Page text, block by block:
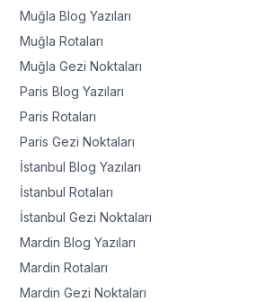
Muğla Blog Yazıları
Muğla Rotaları
Muğla Gezi Noktaları
Paris Blog Yazıları
Paris Rotaları
Paris Gezi Noktaları
İstanbul Blog Yazıları
İstanbul Rotaları
İstanbul Gezi Noktaları
Mardin Blog Yazıları
Mardin Rotaları
Mardin Gezi Noktaları